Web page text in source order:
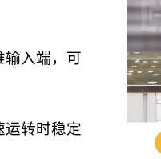
入端，可
运转时稳定